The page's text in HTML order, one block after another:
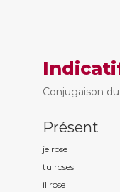
Conjugaison
Présent
je rose
tu roses
il rose